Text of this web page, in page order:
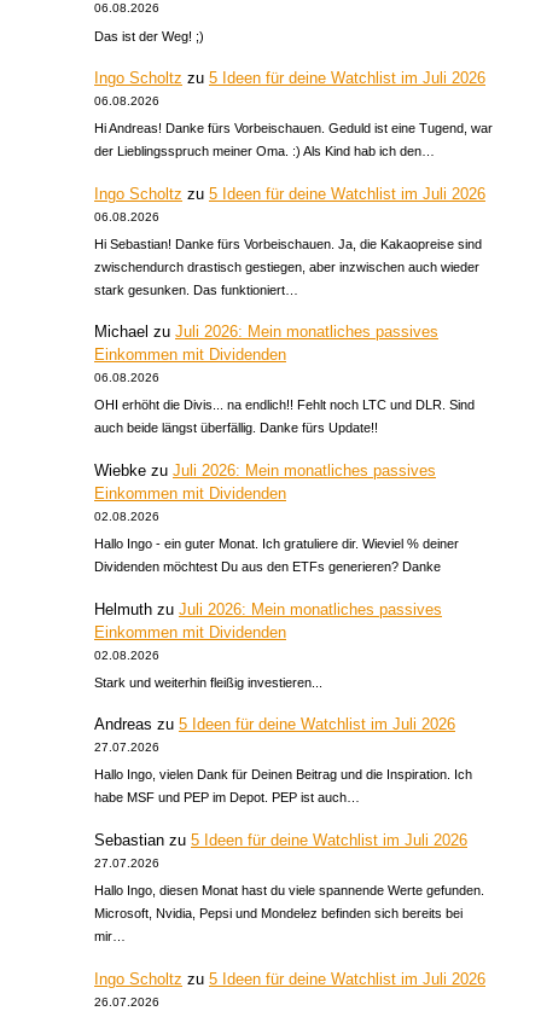
06.08.2026
Das ist der Weg! ;)
Ingo Scholtz zu 5 Ideen für deine Watchlist im Juli 2026
06.08.2026
Hi Andreas! Danke fürs Vorbeischauen. Geduld ist eine Tugend, war
der Lieblingsspruch meiner Oma. :) Als Kind hab ich den…
Ingo Scholtz zu 5 Ideen für deine Watchlist im Juli 2026
06.08.2026
Hi Sebastian! Danke fürs Vorbeischauen. Ja, die Kakaopreise sind
zwischendurch drastisch gestiegen, aber inzwischen auch wieder
stark gesunken. Das funktioniert…
Michael zu Juli 2026: Mein monatliches passives
Einkommen mit Dividenden
06.08.2026
OHI erhöht die Divis... na endlich!! Fehlt noch LTC und DLR. Sind
auch beide längst überfällig. Danke fürs Update!!
Wiebke zu Juli 2026: Mein monatliches passives
Einkommen mit Dividenden
02.08.2026
Hallo Ingo - ein guter Monat. Ich gratuliere dir. Wieviel % deiner
Dividenden möchtest Du aus den ETFs generieren? Danke
Helmuth zu Juli 2026: Mein monatliches passives
Einkommen mit Dividenden
02.08.2026
Stark und weiterhin fleißig investieren...
Andreas zu 5 Ideen für deine Watchlist im Juli 2026
27.07.2026
Hallo Ingo, vielen Dank für Deinen Beitrag und die Inspiration. Ich
habe MSF und PEP im Depot. PEP ist auch…
Sebastian zu 5 Ideen für deine Watchlist im Juli 2026
27.07.2026
Hallo Ingo, diesen Monat hast du viele spannende Werte gefunden.
Microsoft, Nvidia, Pepsi und Mondelez befinden sich bereits bei
mir…
Ingo Scholtz zu 5 Ideen für deine Watchlist im Juli 2026
26.07.2026